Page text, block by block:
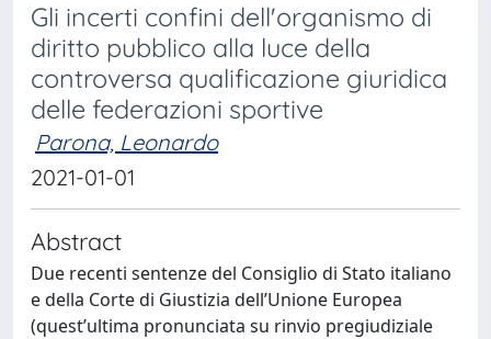
Gli incerti confini dell'organismo di
diritto pubblico alla luce della
controversa qualificazione giuridica
delle federazioni sportive
Parona, Leonardo
2021-01-01
Abstract
Due recenti sentenze del Consiglio di Stato italiano
e della Corte di Giustizia dell’Unione Europea
(quest’ultima pronunciata su rinvio pregiudiziale